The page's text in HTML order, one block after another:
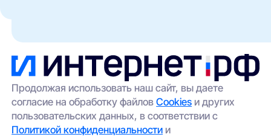
особенно актуален для частных домов и
удалённых участков.
оставить заявку через наш сайт — мы
передадим её провайдерам;
выбрать альтернативный вариант
(например, беспроводной интернет);
проверить соседние адреса — иногда
сеть проведена в соседнем корпусе.
Продолжая использовать наш сайт, вы даете
согласие на обработку файловCookies и других
пользовательских данных, в соответствии с
Политикой конфиденциальности и